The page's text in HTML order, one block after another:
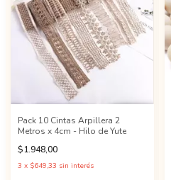
Pack 10 Cintas Arpillera 2
Metros x 4cm - Hilo de Yute
$1.948,00
3 x $649,33 sin interés